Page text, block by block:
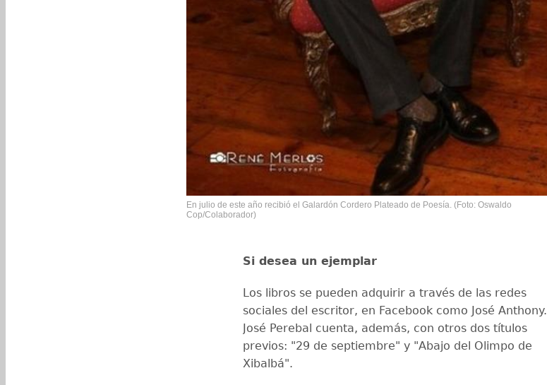
En julio de este año recibió el Galardón Cordero Plateado de Poesía. (Foto: Oswaldo
Cop/Colaborador)
Si desea un ejemplar
Los libros se pueden adquirir a través de las redes
sociales del escritor, en Facebook como José Anthony.
José Perebal cuenta, además, con otros dos títulos
previos: "29 de septiembre" y "Abajo del Olimpo de
Xibalbá".